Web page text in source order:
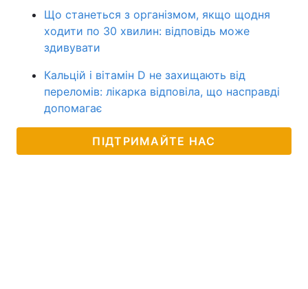
Що станеться з організмом, якщо щодня
ходити по 30 хвилин: відповідь може
здивувати
Кальцій і вітамін D не захищають від
переломів: лікарка відповіла, що насправді
допомагає
ПІДТРИМАЙТЕ НАС